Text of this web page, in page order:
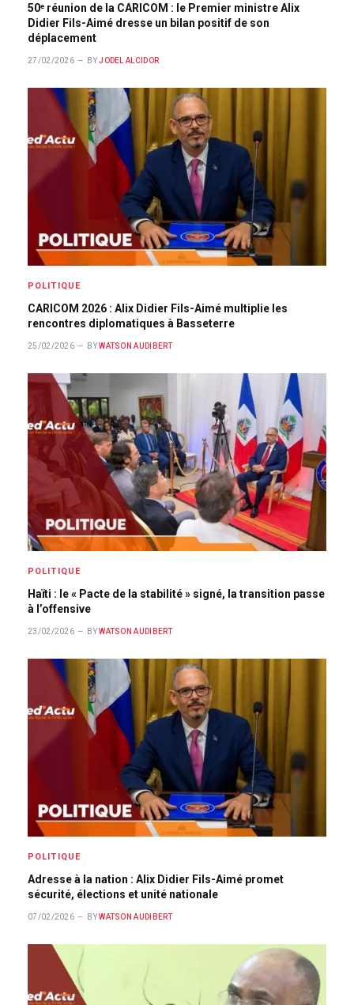
50ᵉ réunion de la CARICOM : le Premier ministre Alix
Didier Fils-Aimé dresse un bilan positif de son
déplacement
27/02/2026 BY JODEL ALCIDOR
POLITIQUE
CARICOM 2026 : Alix Didier Fils-Aimé multiplie les
rencontres diplomatiques à Basseterre
25/02/2026 BY WATSON AUDIBERT
POLITIQUE
Haïti : le « Pacte de la stabilité » signé, la transition passe
à l’offensive
23/02/2026 BY WATSON AUDIBERT
POLITIQUE
Adresse à la nation : Alix Didier Fils-Aimé promet
sécurité, élections et unité nationale
07/02/2026 BY WATSON AUDIBERT